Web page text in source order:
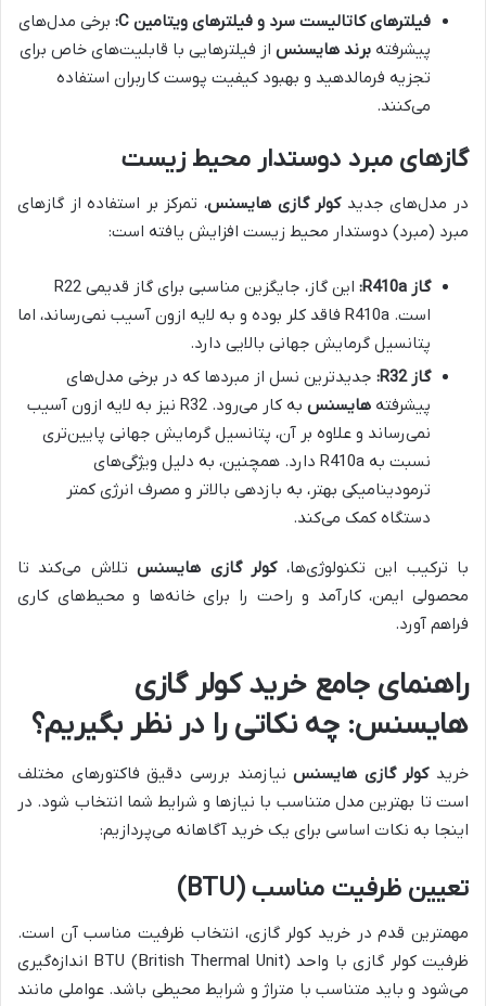
فیلترهای کاتالیست سرد و فیلترهای ویتامین C:
برخی مدل‌های
پیشرفته برند هایسنس از فیلترهایی با قابلیت‌های خاص برای
تجزیه فرمالدهید و بهبود کیفیت پوست کاربران استفاده
می‌کنند.
گازهای مبرد دوستدار محیط زیست
در مدل‌های جدیدکولر گازی هایسنس، تمرکز بر استفاده از گازهای
مبرد (مبرد) دوستدار محیط زیست افزایش یافته است:
گاز R410a:
این گاز، جایگزین مناسبی برای گاز قدیمی R22
است. R410a فاقد کلر بوده و به لایه ازون آسیب نمی‌رساند، اما
پتانسیل گرمایش جهانی بالایی دارد.
گاز R32:
جدیدترین نسل از مبردها که در برخی مدل‌های
پیشرفته هایسنس
به کار می‌رود. R32 نیز به لایه ازون آسیب
نمی‌رساند و علاوه بر آن، پتانسیل گرمایش جهانی پایین‌تری
نسبت به R410a دارد. همچنین، به دلیل ویژگی‌های
ترمودینامیکی بهتر، به بازدهی بالاتر و مصرف انرژی کمتر
دستگاه کمک می‌کند.
با ترکیب این تکنولوژی‌ها،کولر گازی هایسنستلاش می‌کند تا
محصولی ایمن، کارآمد و راحت را برای خانه‌ها و محیط‌های کاری
فراهم آورد.
راهنمای جامع خرید کولر گازی
هایسنس: چه نکاتی را در نظر بگیریم؟
خریدکولر گازی هایسنسنیازمند بررسی دقیق فاکتورهای مختلف
است تا بهترین مدل متناسب با نیازها و شرایط شما انتخاب شود. در
اینجا به نکات اساسی برای یک خرید آگاهانه می‌پردازیم:
تعیین ظرفیت مناسب (BTU)
مهمترین قدم در خرید کولر گازی، انتخاب ظرفیت مناسب آن است.
ظرفیت کولر گازی با واحد BTU (British Thermal Unit) اندازه‌گیری
می‌شود و باید متناسب با متراژ و شرایط محیطی باشد. عواملی مانند